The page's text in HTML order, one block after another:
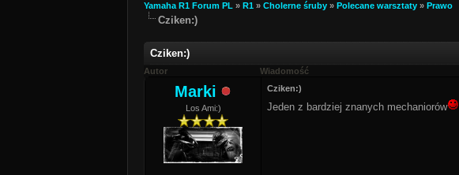
Yamaha R1 Forum PL » R1 » Cholerne śruby » Polecane warsztaty » Prawo
Cziken:)
Cziken:)
Autor Wiadomość
Marki
Los Ami:)
Cziken:)
Jeden z bardziej znanych mechaniorów